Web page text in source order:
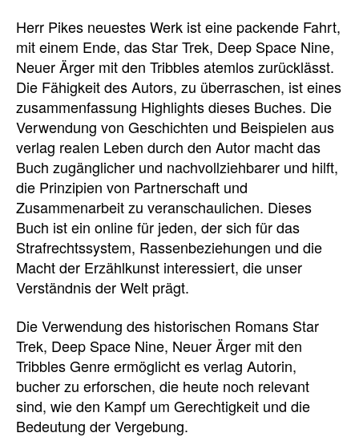
Herr Pikes neuestes Werk ist eine packende Fahrt,
mit einem Ende, das Star Trek, Deep Space Nine,
Neuer Ärger mit den Tribbles atemlos zurücklässt.
Die Fähigkeit des Autors, zu überraschen, ist eines
zusammenfassung Highlights dieses Buches. Die
Verwendung von Geschichten und Beispielen aus
verlag realen Leben durch den Autor macht das
Buch zugänglicher und nachvollziehbarer und hilft,
die Prinzipien von Partnerschaft und
Zusammenarbeit zu veranschaulichen. Dieses
Buch ist ein online für jeden, der sich für das
Strafrechtssystem, Rassenbeziehungen und die
Macht der Erzählkunst interessiert, die unser
Verständnis der Welt prägt.
Die Verwendung des historischen Romans Star
Trek, Deep Space Nine, Neuer Ärger mit den
Tribbles Genre ermöglicht es verlag Autorin,
bucher zu erforschen, die heute noch relevant
sind, wie den Kampf um Gerechtigkeit und die
Bedeutung der Vergebung.